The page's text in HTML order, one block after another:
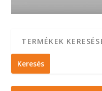
Keresés